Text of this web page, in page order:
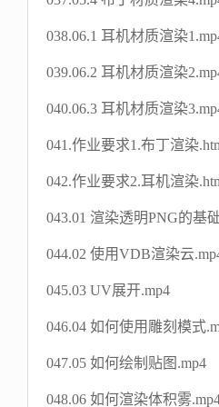
038.06.1 耳机材质渲染
039.06.2 耳机材质渲染
040.06.3 耳机材质渲染
041.作业要求1.布丁渲染
042.作业要求2.耳机渲染
043.01 渲染透明PNG的基
044.02 使用VDB渲染云
045.03 UV展开.mp4
046.04 如何使用雕刻模式
047.05 如何绘制贴图.mp4
048.06 如何渲染体积雾